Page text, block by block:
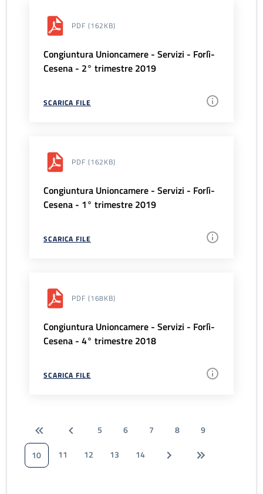
PDF (162KB)
Congiuntura Unioncamere - Servizi - Forlì-
Cesena - 2° trimestre 2019
SCARICA FILE
PDF (162KB)
Congiuntura Unioncamere - Servizi - Forlì-
Cesena - 1° trimestre 2019
SCARICA FILE
PDF (168KB)
Congiuntura Unioncamere - Servizi - Forlì-
Cesena - 4° trimestre 2018
SCARICA FILE
5 6 7 8
9
10
11 12 13 14